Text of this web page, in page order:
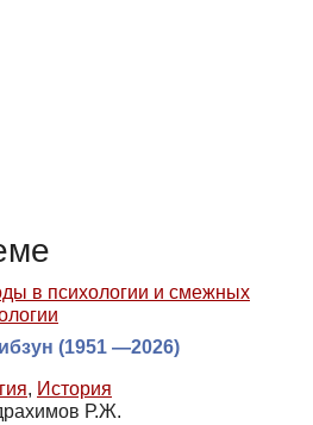
в психологии и смежных
(1951 —2026)
, История
Р.Ж.